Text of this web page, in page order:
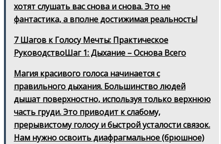
хотят слушать вас снова и снова. Это не
фантастика, а вполне достижимая реальность!
7 Шагов к Голосу Мечты: Практическое
РуководствоШаг 1: Дыхание – Основа Всего
Магия красивого голоса начинается с
правильного дыхания. Большинство людей
дышат поверхностно, используя только верхнюю
часть груди. Это приводит к слабому,
прерывистому голосу и быстрой усталости связок.
Нам нужно освоить диафрагмальное (брюшное)